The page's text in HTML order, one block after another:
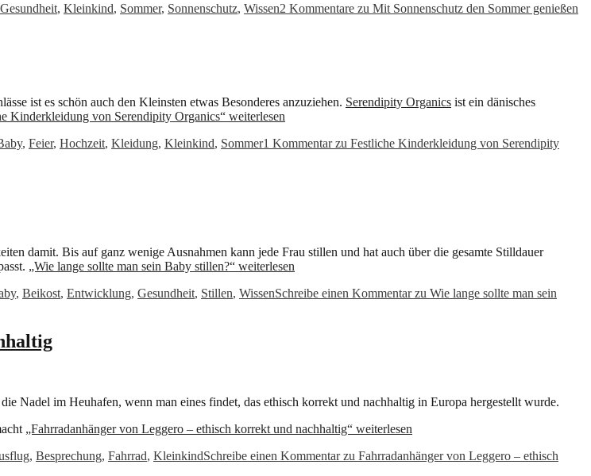
Gesundheit, Kleinkind, Sommer, Sonnenschutz, Wissen2 Kommentare zu Mit Sonnenschutz den Sommer genießen
ist es schön auch den Kleinsten etwas Besonderes anzuziehen. Serendipity Organics ist ein dänisches
Kinderkleidung von Serendipity Organics“ weiterlesen
, Feier, Hochzeit, Kleidung, Kleinkind, Sommer1 Kommentarzu Festliche Kinderkleidung von Serendipity
damit. Bis auf ganz wenige Ausnahmen kann jede Frau stillen und hat auch über die gesamte Stilldauer
„Wie lange sollte man sein Baby stillen?“ weiterlesen
, Beikost, Entwicklung, Gesundheit, Stillen, WissenSchreibe einen Kommentarzu Wie lange sollte man sein
Nadel im Heuhafen, wenn man eines findet, das ethisch korrekt und nachhaltig in Europa hergestellt wurde.
„Fahrradanhänger von Leggero – ethisch korrekt und nachhaltig“ weiterlesen
, Besprechung, Fahrrad, KleinkindSchreibe einen Kommentarzu Fahrradanhänger von Leggero – ethisch